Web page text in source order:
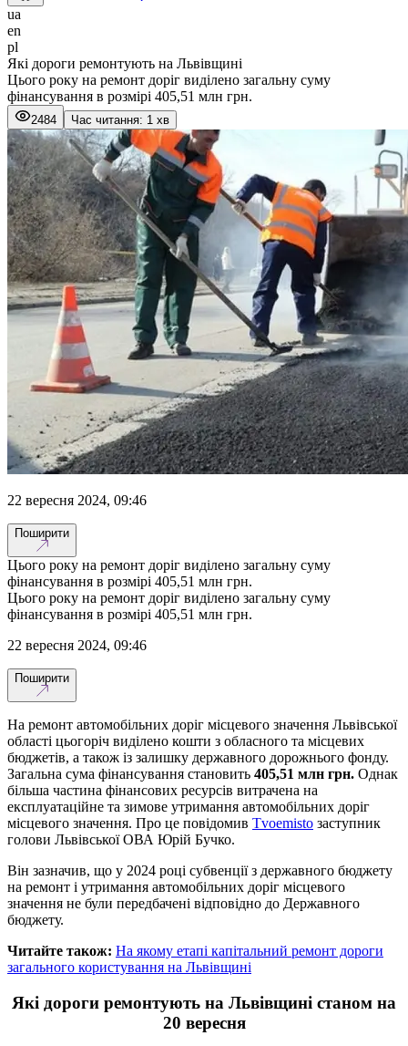
ua
en
pl
Які дороги ремонтують на Львівщині
Цього року на ремонт доріг виділено загальну суму
фінансування в розмірі 405,51 млн грн.
2484 Час читання: 1 хв
22 вересня 2024, 09:46
Поширити
Цього року на ремонт доріг виділено загальну суму
фінансування в розмірі 405,51 млн грн.
Цього року на ремонт доріг виділено загальну суму
фінансування в розмірі 405,51 млн грн.
22 вересня 2024, 09:46
Поширити
На ремонт автомобільних доріг місцевого значення Львівської
області цьогоріч виділено кошти з обласного та місцевих
бюджетів, а також із залишку державного дорожнього фонду.
Загальна сума фінансування становить 405,51 млн грн. Однак
більша частина фінансових ресурсів витрачена на
експлуатаційне та зимове утримання автомобільних доріг
місцевого значення. Про це повідомив Tvoemisto заступник
голови Львівської ОВА Юрій Бучко.
Він зазначив, що у 2024 році субвенції з державного бюджету
на ремонт і утримання автомобільних доріг місцевого
значення не були передбачені відповідно до Державного
бюджету.
Читайте також: На якому етапі капітальний ремонт дороги
загального користування на Львівщині
Які дороги ремонтують на Львівщині станом на
20 вересня